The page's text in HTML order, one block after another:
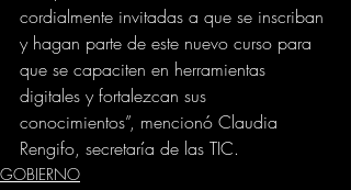
cordialmente invitadas a que se inscriban
y hagan parte de este nuevo curso para
que se capaciten en herramientas
digitales y fortalezcan sus
conocimientos”, mencionó Claudia
Rengifo, secretaría de las TIC.
GOBIERNO